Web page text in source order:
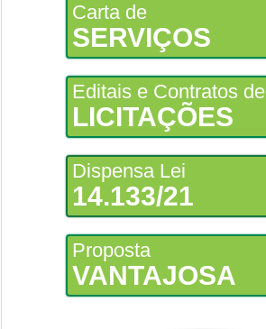
Carta de
SERVIÇOS
Editais e Contratos de
LICITAÇÕES
Dispensa Lei
14.133/21
Proposta
VANTAJOSA